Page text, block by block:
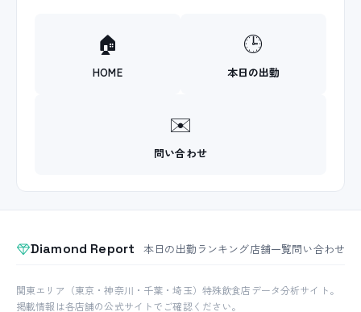
🏠
HOME
🕒
本日の出勤
✉️
問い合わせ
Diamond Report 本日の出勤ランキング店舗一覧問い合わせ
関東エリア（東京・神奈川・千葉・埼玉）特殊飲食店データ分析サイト。
掲載情報は各店舗の公式サイトでご確認ください。